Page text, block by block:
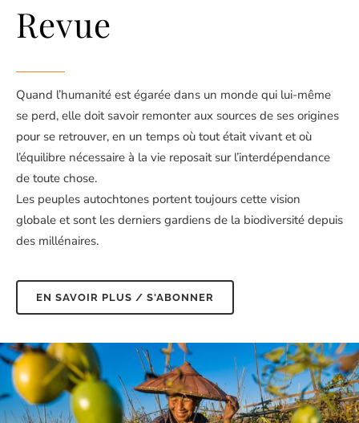
Revue
Quand l’humanité est égarée dans un monde qui lui-même
se perd, elle doit savoir remonter aux sources de ses origines
pour se retrouver, en un temps où tout était vivant et où
l’équilibre nécessaire à la vie reposait sur l’interdépendance
de toute chose.
Les peuples autochtones portent toujours cette vision
globale et sont les derniers gardiens de la biodiversité depuis
des millénaires.
EN SAVOIR PLUS / S'ABONNER